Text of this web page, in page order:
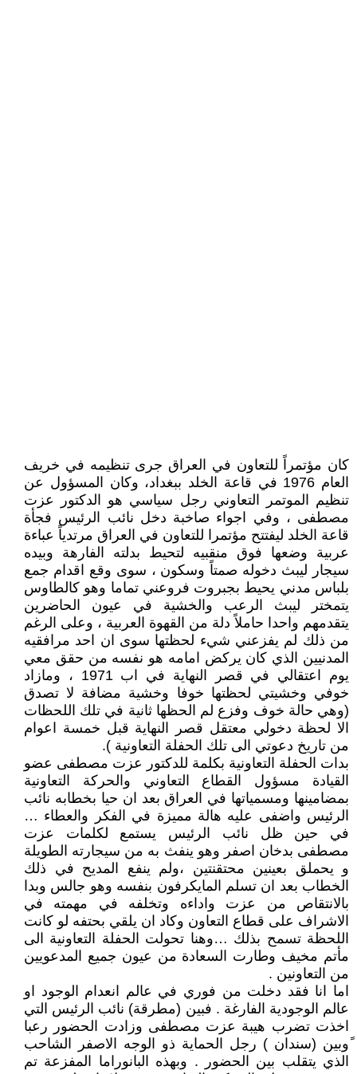
كان مؤتمراً للتعاون في العراق جرى تنظيمه في خريف
العام 1976 في قاعة الخلد ببغداد، وكان المسؤول عن
تنظيم الموتمر التعاوني رجل سياسي هو الدكتور عزت
مصطفى ، وفي اجواء صاخبة دخل نائب الرئيس فجأة
قاعة الخلد ليفتتح مؤتمرا للتعاون في العراق مرتدياً عباءة
عربية وضعها فوق منقبيه لتحيط بدلته الفارهة وبيده
سيجار ليبث دخوله صمتاً وسكون ، سوى وقع اقدام جمع
بلباس مدني يحيط بجبروت فروعني تماما وهو كالطاوس
يتمختر ليبث الرعب والخشية في عيون الحاضرين
يتقدمهم واحدا حاملاً دلة من القهوة العربية ، وعلى الرغم
من ذلك لم يفزعني شيء لحظتها سوى ان احد مرافقيه
المدنيين الذي كان يركض امامه هو نفسه من حقق معي
يوم اعتقالي في قصر النهاية في اب 1971 ، ومازاد
خوفي وخشيتي لحظتها خوفا وخشية مضافة لا تصدق
(وهي حالة خوف وفزع لم الحظها ثانية في تلك اللحظات
الا لحظة دخولي معتقل قصر النهاية قبل خمسة اعوام
من تاريخ دعوتي الى تلك الحفلة التعاونية ).
بدات الحفلة التعاونية بكلمة للدكتور عزت مصطفى عضو
القيادة مسؤول القطاع التعاوني والحركة التعاونية
بمضامينها ومسمياتها في العراق بعد ان حيا بخطابه نائب
الرئيس واضفى عليه هالة مميزة في الفكر والعطاء …
في حين ظل نائب الرئيس يستمع لكلمات عزت
مصطفى بدخان اصفر وهو ينفث به من سيجارته الطويلة
و يحملق بعينين محتقنتين ،ولم ينفع المديح في ذلك
الخطاب بعد ان تسلم المايكرفون بنفسه وهو جالس وبدا
بالانتقاص من عزت واداءه وتخلفه في مهمته في
الاشراف على قطاع التعاون وكاد ان يلقي بحتفه لو كانت
اللحظة تسمح بذلك …وهنا تحولت الحفلة التعاونية الى
مأتم مخيف وطارت السعادة من عيون جميع المدعويين
من التعاونين .
اما انا فقد دخلت من فوري في عالم انعدام الوجود او
عالم الوجودية الفارغة . فبين (مطرقة) نائب الرئيس التي
اخذت تضرب هيبة عزت مصطفى وزادت الحضور رعبا
ًوبين (سندان ) رجل الحماية ذو الوجه الاصفر الشاحب
الذي يتقلب بين الحضور . وبهذه البانوراما المفزعة تم